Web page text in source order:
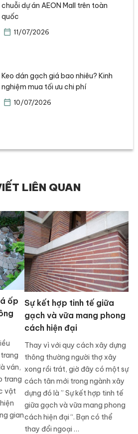
chuỗi dự án AEON Mall trên toàn
quốc
11/07/2026
Keo dán gạch giá bao nhiêu? Kinh
nghiệm mua tối ưu chi phí
10/07/2026
LIÊN QUAN
ốp
ván,
trang
vật
gian
Sự kết hợp tinh tế giữa
gạch và vữa mang phong
cách hiện đại
Thay vì với quy cách xây dựng
thông thường người thợ xây
xong rồi trát, giờ đây có một sự
cách tân mới trong ngành xây
dựng đó là ” Sự kết hợp tinh tế
giữa gạch và vữa mang phong
cách hiện đại “. Bạn có thể
thay đổi ngoại …